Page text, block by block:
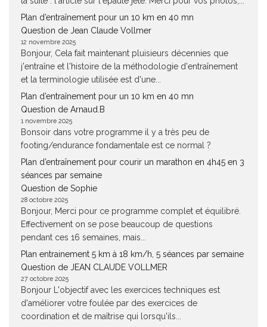
Plan d’entraînement pour un 10 km en 40 mn
Question de Jean Claude Vollmer
12 novembre 2025
Bonjour, Cela fait maintenant pluisieurs décennies que
j'entraîne et l'histoire de la méthodologie d'entraînement
et la terminologie utilisée est d'une...
Plan d’entraînement pour un 10 km en 40 mn
Question de Arnaud.B
1 novembre 2025
Bonsoir dans votre programme il y a très peu de
footing/endurance fondamentale est ce normal ?
Plan d’entraînement pour courir un marathon en 4h45 en 3
séances par semaine
Question de Sophie
28 octobre 2025
Bonjour, Merci pour ce programme complet et équilibré.
Effectivement on se pose beaucoup de questions
pendant ces 16 semaines, mais...
Plan entrainement 5 km à 18 km/h, 5 séances par semaine
Question de JEAN CLAUDE VOLLMER
27 octobre 2025
Bonjour L'objectif avec les exercices techniques est
d'améliorer votre foulée par des exercices de
coordination et de maîtrise qui lorsqu'ils...